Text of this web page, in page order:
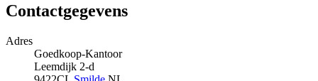
Contactgegevens
Adres
Goedkoop-Kantoor
Leemdijk 2-d